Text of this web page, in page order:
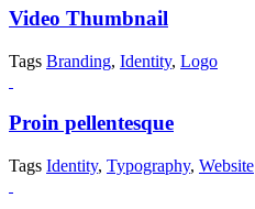
Video Thumbnail
Tags Branding, Identity, Logo
Proin pellentesque
Tags Identity, Typography, Website